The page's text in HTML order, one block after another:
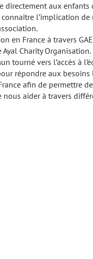
directement aux enfants
l’implication
en France à travers
Charity Organisation.
tourné vers l’accès à
répondre aux
afin de permettre
aider à travers